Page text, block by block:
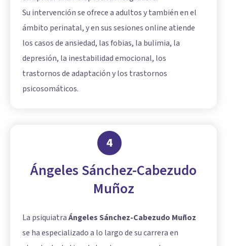
Su intervención se ofrece a adultos y también en el
ámbito perinatal, y en sus sesiones online atiende
los casos de ansiedad, las fobias, la bulimia, la
depresión, la inestabilidad emocional, los
trastornos de adaptación y los trastornos
psicosomáticos.
4
Ángeles Sánchez-Cabezudo
Muñoz
La psiquiatraÁngeles Sánchez-Cabezudo Muñoz
se ha especializado a lo largo de su carrera en